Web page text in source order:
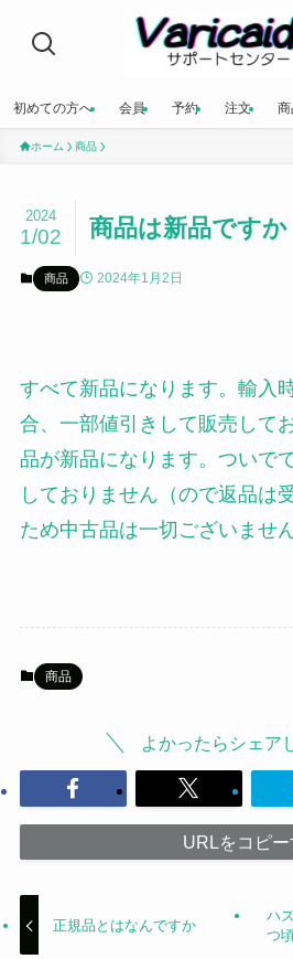
初めての方へ 会員 予約 注文
ホーム 商品
商品は新品ですか
2024
1/02
商品 2024年1月2日
すべて新品になります。輸入
合、一部値引きして販売して
品が新品になります。ついで
しておりません（ので返品は
ため中古品は一切ございません
商品
よかったらシェア
URLをコピー
正規品とはなんですか
ハ
つ